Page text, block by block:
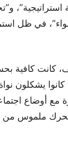
كانت كافية
كانوا يشكلون
مع أوضاع
ملموس من